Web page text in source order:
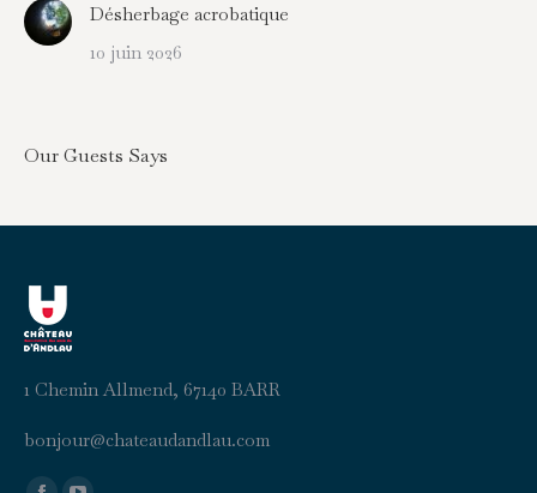
Désherbage acrobatique
10 juin 2026
Our Guests Says
1 Chemin Allmend, 67140 BARR
moc.u
aldna
duaet
ahc@r
uojno
b